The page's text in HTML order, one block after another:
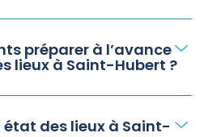
préparer à l’avance
lieux à Saint-Hubert ?
des lieux à Saint-